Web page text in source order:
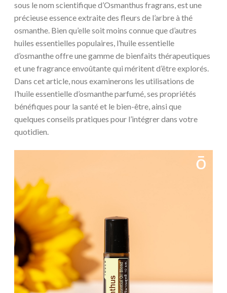
sous le nom scientifique d’Osmanthus fragrans, est une
précieuse essence extraite des fleurs de l’arbre à thé
osmanthe. Bien qu’elle soit moins connue que d’autres
huiles essentielles populaires, l’huile essentielle
d’osmanthe offre une gamme de bienfaits thérapeutiques
et une fragrance envoûtante qui méritent d’être explorés.
Dans cet article, nous examinerons les utilisations de
l’huile essentielle d’osmanthe parfumé, ses propriétés
bénéfiques pour la santé et le bien-être, ainsi que
quelques conseils pratiques pour l’intégrer dans votre
quotidien.